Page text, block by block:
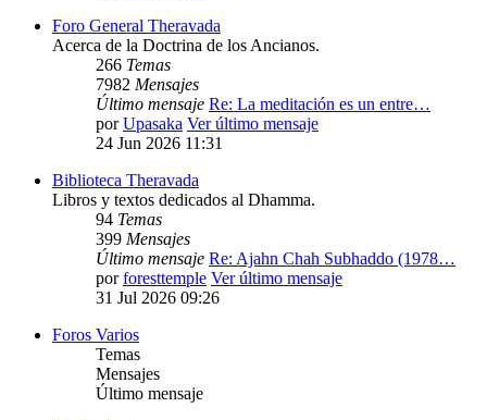
Foro General Theravada
Acerca de la Doctrina de los Ancianos.
266 Temas
7982 Mensajes
Último mensaje Re: La meditación es un entre…
porUpasaka Ver último mensaje
24 Jun 2026 11:31
Biblioteca Theravada
Libros y textos dedicados al Dhamma.
94 Temas
399 Mensajes
Último mensaje Re: Ajahn Chah Subhaddo (1978…
porforesttemple Ver último mensaje
31 Jul 2026 09:26
Foros Varios
Temas
Mensajes
Último mensaje